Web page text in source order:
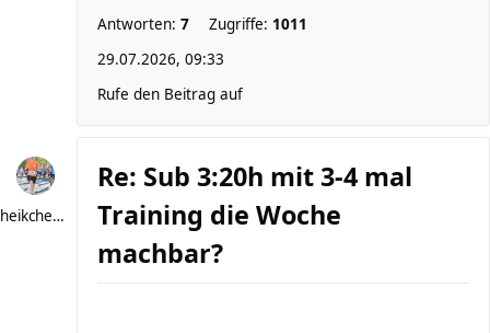
Antworten: 7 Zugriffe: 1011
29.07.2026, 09:33
Rufe den Beitrag auf
heikchen007
Re: Sub 3:20h mit 3-4 mal
Training die Woche
machbar?